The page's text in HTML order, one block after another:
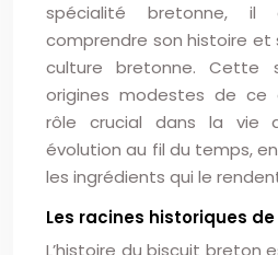
spécialité bretonne,
comprendre son histoire et
culture bretonne. Cette
origines modestes de ce
rôle crucial dans la vie
évolution au fil du temps,
les ingrédients qui le
Les racines historiques
L’histoire du biscuit breton